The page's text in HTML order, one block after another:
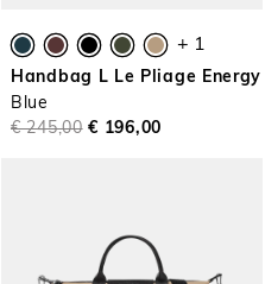
+ 1
Handbag L Le Pliage Energy
Blue
€ 245,00 € 196,00